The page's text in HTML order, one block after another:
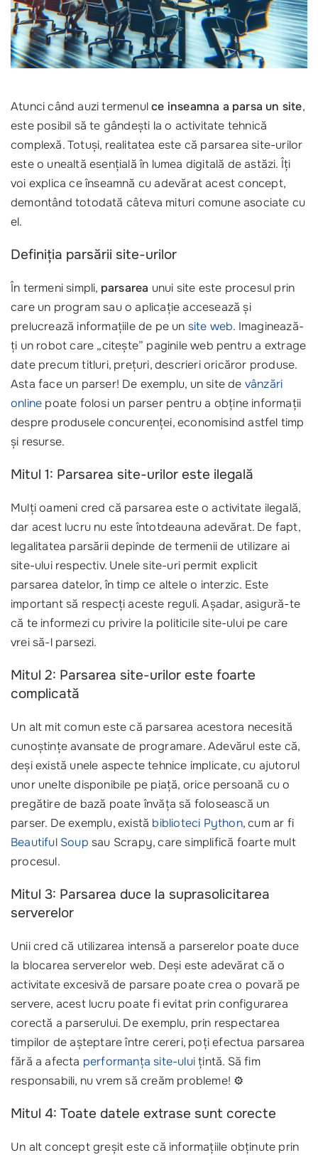
Atunci când auzi termenulce inseamna a parsa un site,
este posibil să te gândești la o activitate tehnică
complexă. Totuși, realitatea este că parsarea site-urilor
este o unealtă esențială în lumea digitală de astăzi. Îți
voi explica ce înseamnă cu adevărat acest concept,
demontând totodată câteva mituri comune asociate cu
el.
Definiția parsării site-urilor
În termeni simpli, parsarea unui site este procesul prin
care un program sau o aplicație accesează și
prelucrează informațiile de pe un site web. Imaginează-
ți un robot care „citește” paginile web pentru a extrage
date precum titluri, prețuri, descrieri oricăror produse.
Asta face un parser! De exemplu, un site de vânzări
online poate folosi un parser pentru a obține informații
despre produsele concurenței, economisind astfel timp
și resurse.
Mitul 1: Parsarea site-urilor este ilegală
Mulți oameni cred că parsarea este o activitate ilegală,
dar acest lucru nu este întotdeauna adevărat. De fapt,
legalitatea parsării depinde de termenii de utilizare ai
site-ului respectiv. Unele site-uri permit explicit
parsarea datelor, în timp ce altele o interzic. Este
important să respecți aceste reguli. Așadar, asigură-te
că te informezi cu privire la politicile site-ului pe care
vrei să-l parsezi.
Mitul 2: Parsarea site-urilor este foarte
complicată
Un alt mit comun este că parsarea acestora necesită
cunoștințe avansate de programare. Adevărul este că,
deși există unele aspecte tehnice implicate, cu ajutorul
unor unelte disponibile pe piață, orice persoană cu o
pregătire de bază poate învăța să folosească un
parser. De exemplu, există biblioteci Python, cum ar fi
Beautiful Soup sau Scrapy, care simplifică foarte mult
procesul.
Mitul 3: Parsarea duce la suprasolicitarea
serverelor
Unii cred că utilizarea intensă a parserelor poate duce
la blocarea serverelor web. Deși este adevărat că o
activitate excesivă de parsare poate crea o povară pe
servere, acest lucru poate fi evitat prin configurarea
corectă a parserului. De exemplu, prin respectarea
timpilor de așteptare între cereri, poți efectua parsarea
fără a afecta performanța site-uluițintă. Să fim
responsabili, nu vrem să creăm probleme! ⚙️
Mitul 4: Toate datele extrase sunt corecte
Un alt concept greșit este că informațiile obținute prin